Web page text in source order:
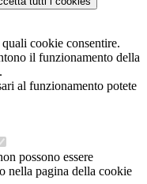
cookie consentire.
il funzionamento della
al funzionamento potete
possono essere
nella pagina della cookie